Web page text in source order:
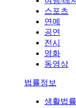
스포츠
연예
공연
전시
영화
동영상
법률정보
생활법률